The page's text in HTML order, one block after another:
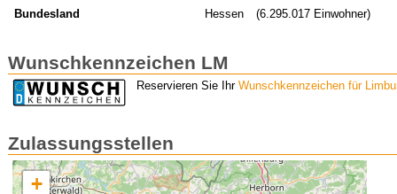
Bundesland
Hessen (6.295.017 Einwohner)
Wunschkennzeichen LM
Reservieren Sie Ihr Wunschkennzeichen für
Zulassungsstellen
+